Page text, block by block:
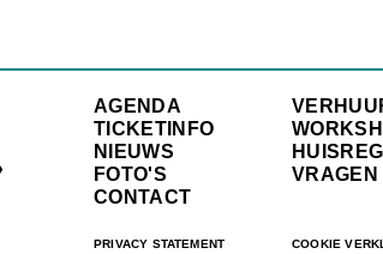
AGENDA
TICKETINFO
NIEUWS
FOTO'S
CONTACT
PRIVACY STATEMENT
VRAGEN
COOKIE